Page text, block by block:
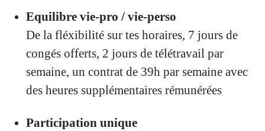
Equilibre vie-pro / vie-perso
De la fléxibilité sur tes horaires, 7 jours de
congés offerts, 2 jours de télétravail par
semaine, un contrat de 39h par semaine avec
des heures supplémentaires rémunérées
Participation unique